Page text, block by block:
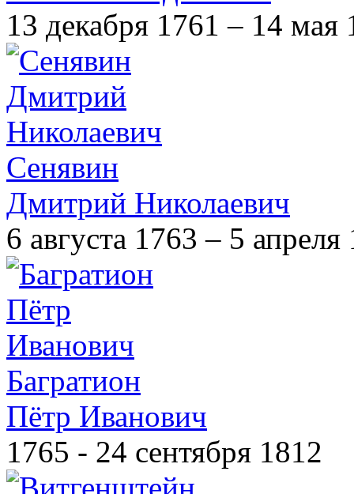
13 декабря 1761 – 14 мая
Сенявин
Дмитрий Николаевич
6 августа 1763 – 5 апреля
Багратион
Пётр Иванович
1765 - 24 сентября 1812